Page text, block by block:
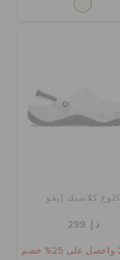
كلوغ كلاسيك إيفو
د.إ. 299